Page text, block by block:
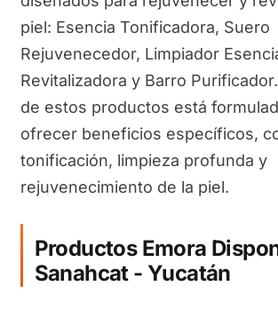
piel: Esencia Tonificadora, Suero
Rejuvenecedor, Limpiador
Revitalizadora y Barro
de estos productos está
ofrecer beneficios específicos,
tonificación, limpieza profunda y
rejuvenecimiento de la piel.
Productos Emora
Sanahcat - Yucatán